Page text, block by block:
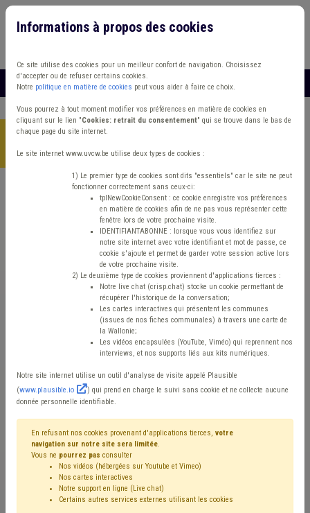
Accueil >Inter(supra)communalité
Métropole : une supracommunalité singulière et dynamique
Inter(supra)communalité
Charleroi Métropole :
une supracommunalité
singulière et
dynamique
Vaste bassin de vie de près de 600 000 habitants,
représentant 16 % de la population wallonne, Charleroi
Métropole est composée de 30 communes. Elle s’étend
sur 80 km du nord au sud, de la frontière française à la
grande périphérie bruxelloise, soit plus de 2 000 km², à
Informations à propos des cookies
Ce site utilise des cookies pour un meilleur confort de navigation. Choisissez
d'accepter ou de refuser certains cookies.
Notre politique en matière de cookies peut vous aider à faire ce choix.
Vous pourrez à tout moment modifier vos préférences en matière de cookies en
cliquant sur le lien "Cookies: retrait du consentement" qui se trouve dans le bas de
chaque page du site internet.
Le site internet www.uvcw.be utilise deux types de cookies :
1) Le premier type de cookies sont dits "essentiels" car le site ne peut
fonctionner correctement sans ceux-ci:
tplNewCookieConsent : ce cookie enregistre vos préférences
en matière de cookies afin de ne pas vous représenter cette
fenêtre lors de votre prochaine visite.
IDENTIFIANTABONNE : lorsque vous vous identifiez sur
notre site internet avec votre identifiant et mot de passe, ce
cookie s'ajoute et permet de garder votre session active lors
de votre prochaine visite.
2) Le deuxième type de cookies proviennent d'applications tierces :
Notre live chat (crisp.chat) stocke un cookie permettant de
récupérer l'historique de la conversation;
Les cartes interactives qui présentent les communes
(issues de nos fiches communales) à travers une carte de
la Wallonie;
Les vidéos encapsulées (YouTube, Viméo) qui reprennent nos
interviews, et nos supports liés aux kits numériques.
Notre site internet utilise un outil d'analyse de visite appelé Plausible
(www.plausible.io
) qui prend en charge le suivi sans cookie et ne collecte aucune
donnée personnelle identifiable.
En refusant nos cookies provenant d'applications tierces, votre
navigation sur notre site sera limitée.
Vous ne pourrez pas consulter
Nos vidéos (hébergées sur Youtube et Vimeo)
Nos cartes interactives
Notre support en ligne (Live chat)
Certains autres services externes utilisant les cookies